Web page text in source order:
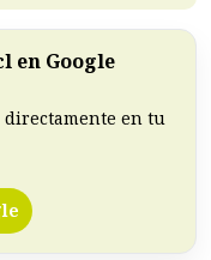
en Google
directamente en tu